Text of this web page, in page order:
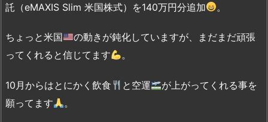
託（eMAXIS Slim 米国株式）を140万円分追加
。
ちょっと米国
の動きが鈍化していますが、まだまだ頑張
ってくれると信じてます
。
10月からはとにかく飲食 と空運
が上がってくれる事を
願ってます
。